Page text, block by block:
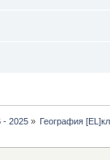
- 2025» География